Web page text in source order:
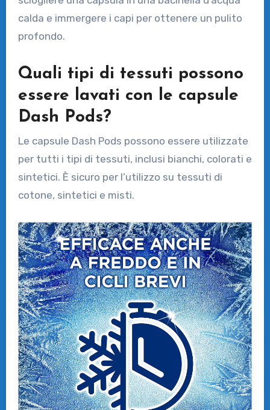
calda e immergere i capi per ottenere un pulito
profondo.
Quali tipi di tessuti possono
essere lavati con le capsule
Dash Pods?
Le capsule Dash Pods possono essere utilizzate
per tutti i tipi di tessuti, inclusi bianchi, colorati e
sintetici. È sicuro per l’utilizzo su tessuti di
cotone, sintetici e misti.